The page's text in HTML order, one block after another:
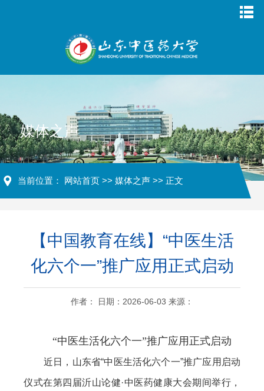
媒体之声
当前位置： 网站首页 >> 媒体之声 >> 正文
【中国教育在线】“中医生活
化六个一”推广应用正式启动
作者： 日期：2026-06-03 来源：
“中医生活化六个一”推广应用正式启动
近日，山东省“中医生活化六个一”推广应用启动
仪式在第四届沂山论健·中医药健康大会期间举行，